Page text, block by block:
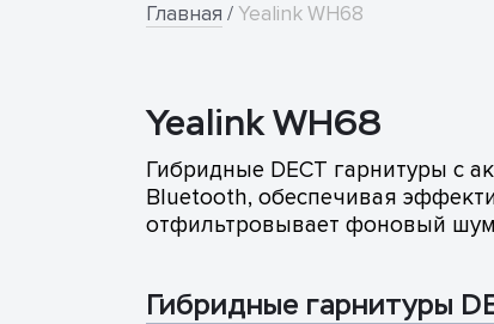
Главная /Yealink WH68
Yealink WH68
Гибридные DECT гарнитуры с
Bluetooth, обеспечивая
отфильтровывает фоновый шум
Гибридные гарнитуры